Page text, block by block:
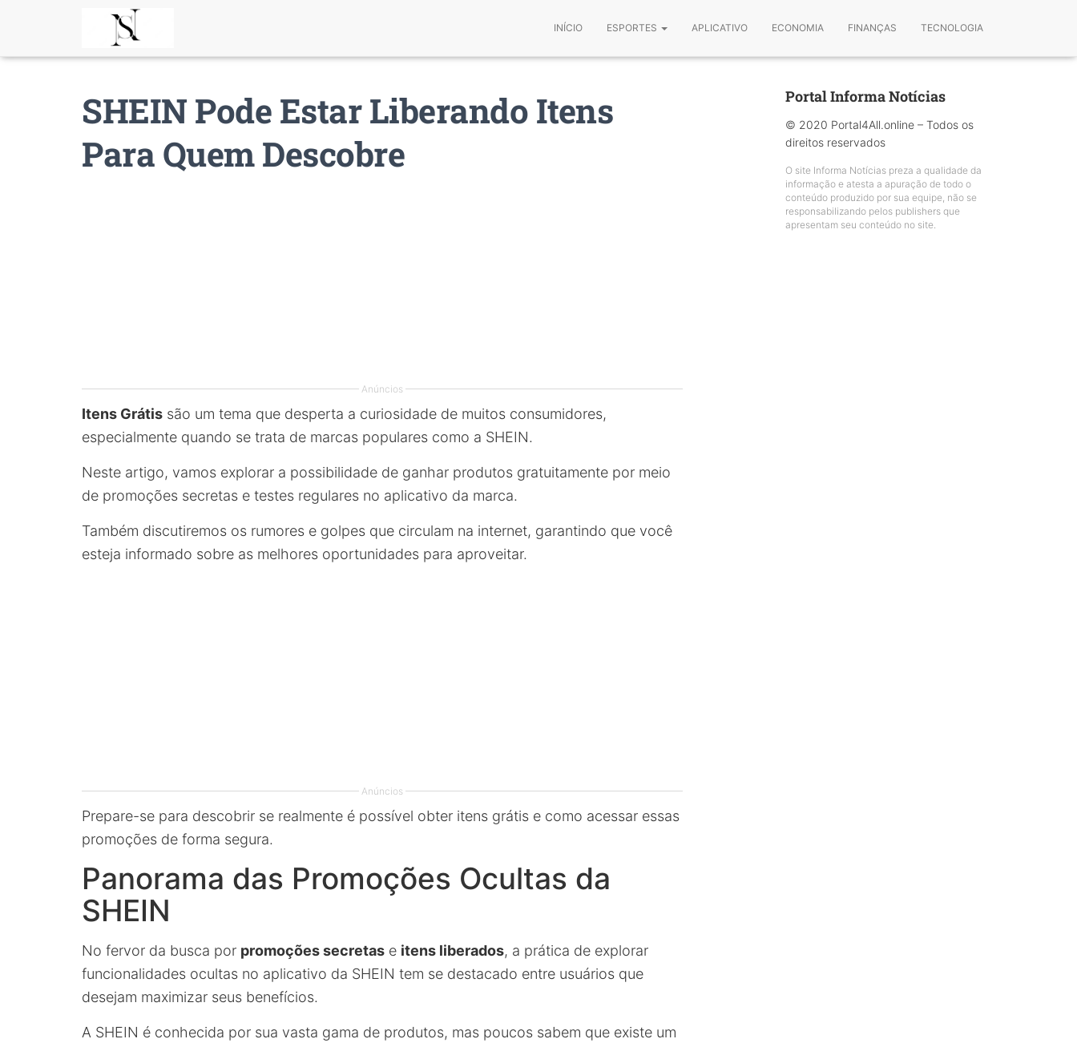
INÍCIO ESPORTES APLICATIVO ECONOMIA FINANÇAS TECNOLOGIA
SHEIN Pode Estar Liberando Itens
Para Quem Descobre
Anúncios
Itens Grátis são um tema que desperta a curiosidade de muitos consumidores,
especialmente quando se trata de marcas populares como a SHEIN.
Neste artigo, vamos explorar a possibilidade de ganhar produtos gratuitamente por meio
de promoções secretas e testes regulares no aplicativo da marca.
Também discutiremos os rumores e golpes que circulam na internet, garantindo que você
esteja informado sobre as melhores oportunidades para aproveitar.
Anúncios
Prepare-se para descobrir se realmente é possível obter itens grátis e como acessar essas
promoções de forma segura.
Panorama das Promoções Ocultas da
SHEIN
No fervor da busca por promoções secretas e itens liberados, a prática de explorar
funcionalidades ocultas no aplicativo da SHEIN tem se destacado entre usuários que
desejam maximizar seus benefícios.
A SHEIN é conhecida por sua vasta gama de produtos, mas poucos sabem que existe um
Portal Informa Notícias
© 2020 Portal4All.online – Todos os
direitos reservados
O site Informa Notícias preza a qualidade da
informação e atesta a apuração de todo o
conteúdo produzido por sua equipe, não se
responsabilizando pelos publishers que
apresentam seu conteúdo no site.